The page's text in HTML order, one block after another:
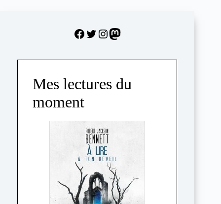
Facebook
Twitter
Instagram
Mastodon
Mes lectures du
moment